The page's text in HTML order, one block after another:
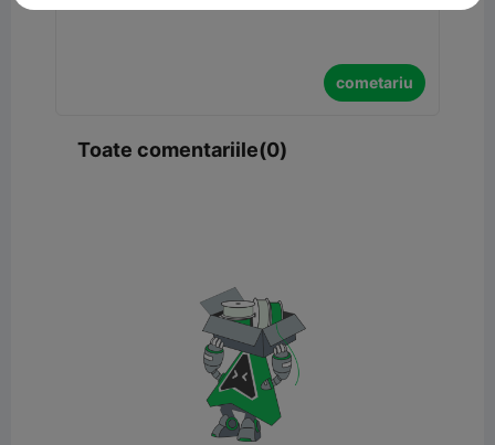
cometariu
Toate comentariile(0)